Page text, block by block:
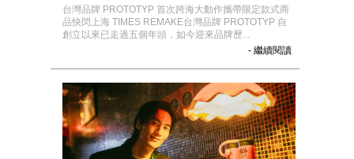
台灣品牌 PROTOTYP 首次跨海大動作攜帶限定款式商
品快閃上海 TIMES REMAKE台灣品牌 PROTOTYP 自
創立以來已走過五個年頭，如今迎來品牌歷...
- 繼續閱讀